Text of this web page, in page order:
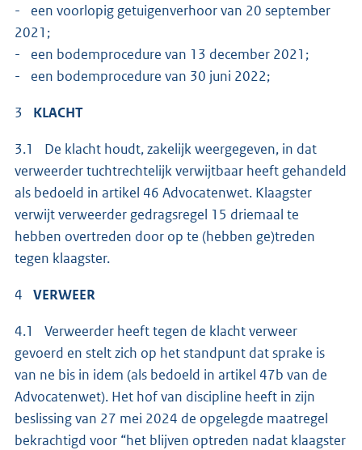
- een voorlopig getuigenverhoor van 20 september
2021;
- een bodemprocedure van 13 december 2021;
- een bodemprocedure van 30 juni 2022;
3 KLACHT
3.1 De klacht houdt, zakelijk weergegeven, in dat
verweerder tuchtrechtelijk verwijtbaar heeft gehandeld
als bedoeld in artikel 46 Advocatenwet. Klaagster
verwijt verweerder gedragsregel 15 driemaal te
hebben overtreden door op te (hebben ge)treden
tegen klaagster.
4 VERWEER
4.1 Verweerder heeft tegen de klacht verweer
gevoerd en stelt zich op het standpunt dat sprake is
van ne bis in idem (als bedoeld in artikel 47b van de
Advocatenwet). Het hof van discipline heeft in zijn
beslissing van 27 mei 2024 de opgelegde maatregel
bekrachtigd voor “het blijven optreden nadat klaagster